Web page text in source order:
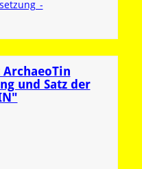
und Satz der